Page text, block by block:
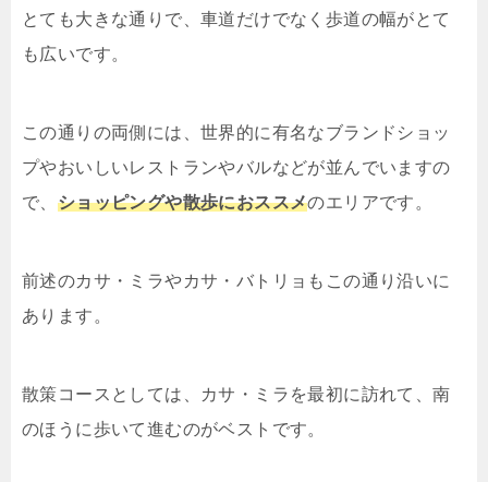
とても大きな通りで、車道だけでなく歩道の幅がとて
も広いです。
この通りの両側には、世界的に有名なブランドショッ
プやおいしいレストランやバルなどが並んでいますの
で、 ショッピングや散歩におススメのエリアです。
前述のカサ・ミラやカサ・バトリョもこの通り沿いに
あります。
散策コースとしては、カサ・ミラを最初に訪れて、南
のほうに歩いて進むのがベストです。